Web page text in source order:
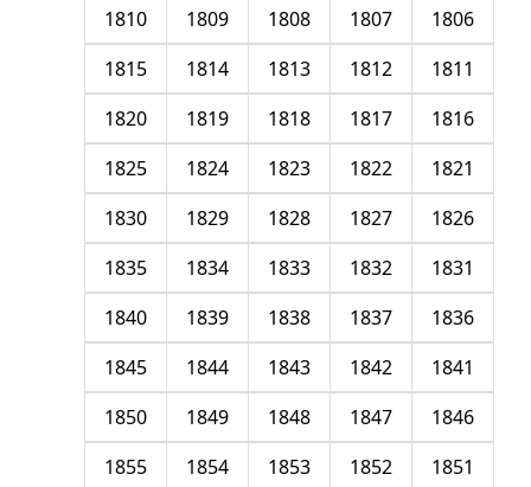
1806
1807
1808
1809
1810
1811
1812
1813
1814
1815
1816
1817
1818
1819
1820
1821
1822
1823
1824
1825
1826
1827
1828
1829
1830
1831
1832
1833
1834
1835
1836
1837
1838
1839
1840
1841
1842
1843
1844
1845
1846
1847
1848
1849
1850
1851
1852
1853
1854
1855